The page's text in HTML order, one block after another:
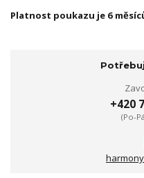
Platnost poukazu je 6
+420
(Po-